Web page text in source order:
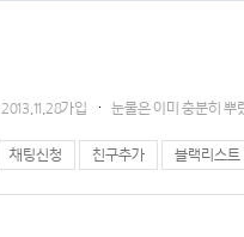
2013.11.28가입 눈물은 이미 충분히 뿌
채팅신청 친구추가 블랙리스트